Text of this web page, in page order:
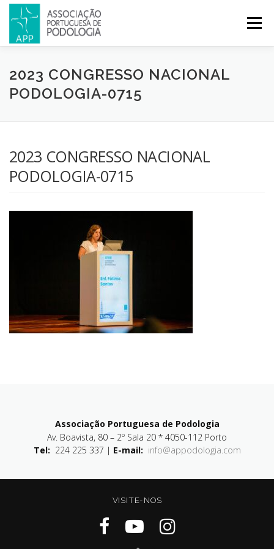
Menu
APP PODOLOGIA LICENCIATURA EM PODOLOGIA
CONGRESSOS REVISTA CONTACTOS
2023 CONGRESSO NACIONAL
PODOLOGIA-0715
2023 CONGRESSO NACIONAL
PODOLOGIA-0715
Associação Portuguesa de Podologia
Av. Boavista, 80 – 2º Sala 20 * 4050-112 Porto
Tel: 224 225 337 | E-mail: info@appodologia.com
VISITE-NOS